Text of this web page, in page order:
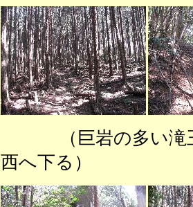
（巨岩の多い
西へ下る） （